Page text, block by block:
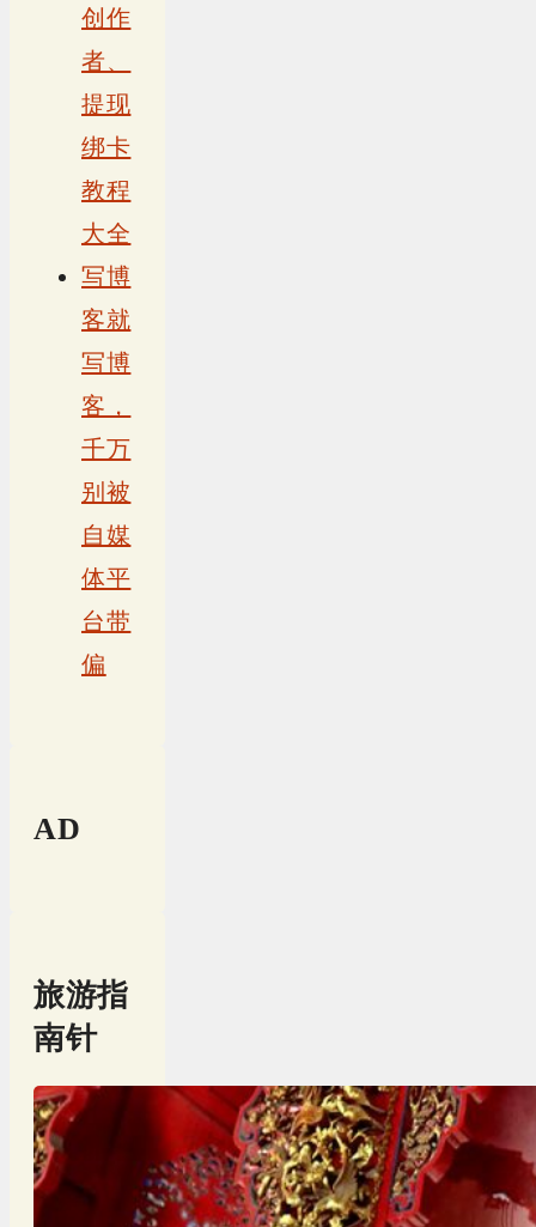
创作
者、
提现
绑卡
教程
大全
写博
客就
写博
客，
千万
别被
自媒
体平
台带
偏
AD
旅游指
南针